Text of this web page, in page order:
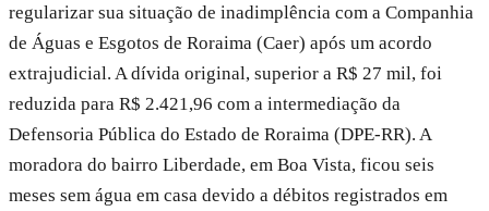
regularizar sua situação de inadimplência com a Companhia
de Águas e Esgotos de Roraima (Caer) após um acordo
extrajudicial. A dívida original, superior a R$ 27 mil, foi
reduzida para R$ 2.421,96 com a intermediação da
Defensoria Pública do Estado de Roraima (DPE-RR). A
moradora do bairro Liberdade, em Boa Vista, ficou seis
meses sem água em casa devido a débitos registrados em